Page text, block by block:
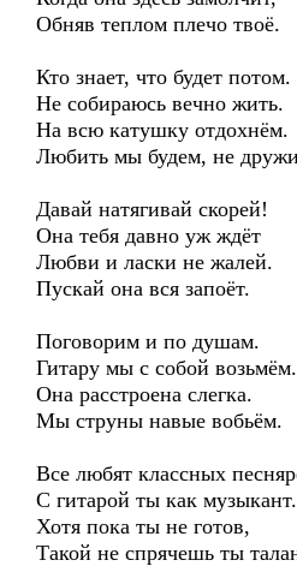
Обняв теплом плечо твоё.
Кто знает, что будет потом.
Не собираюсь вечно жить.
На всю катушку отдохнём.
Любить мы будем, не
Давай натягивай скорей!
Она тебя давно уж ждёт
Любви и ласки не жалей.
Пускай она вся запоёт.
Поговорим и по душам.
Гитару мы с собой возьмём.
Она расстроена слегка.
Мы струны навые вобьём.
Все любят классных
С гитарой ты как музыкант.
Хотя пока ты не готов,
Такой не спрячешь ты